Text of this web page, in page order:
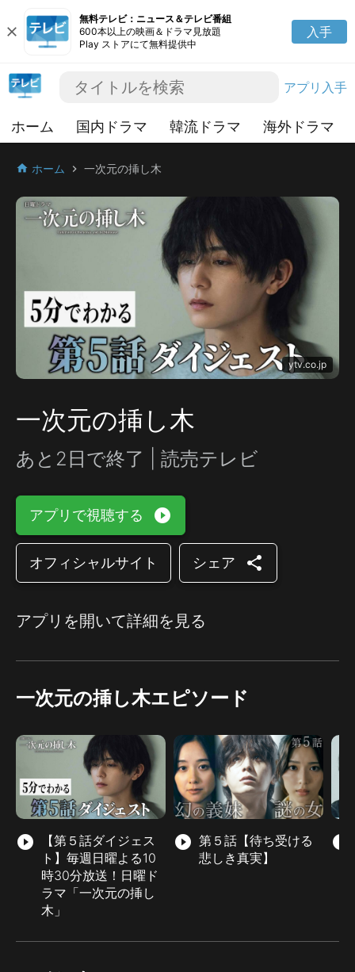
close
無料テレビ：ニュース＆テレビ番組
600本以上の映画＆ドラマ見放題
Play ストアにて無料提供中
入手
アプリ入手
ホーム 国内ドラマ 韓流ドラマ 海外ドラマ
home ホーム chevron_right 一次元の挿し木
ytv.co.jp
一次元の挿し木
あと2日で終了 | 読売テレビ
アプリで視聴する play_circle_filled
オフィシャルサイト シェア share
アプリを開いて詳細を見る
一次元の挿し木エピソード
play_circle_filled
【第５話ダイジェス
ト】毎週日曜よる10
時30分放送！日曜ド
ラマ「一次元の挿し
木」
play_circle_filled 第５話【待ち受ける
悲しき真実】
play_circle_filled